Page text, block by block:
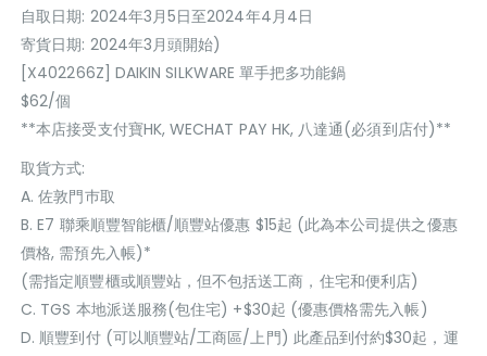
自取日期: 2024年3月5日至2024年4月4日
寄貨日期: 2024年3月頭開始)
[X402266Z] DAIKIN SILKWARE 單手把多功能鍋
$62/個
**本店接受支付寶HK, WECHAT PAY HK, 八達通(必須到店付)**
取貨方式:
A. 佐敦門巿取
B. E7 聯乘順豐智能櫃/順豐站優惠 $15起 (此為本公司提供之優惠
價格, 需預先入帳)*
(需指定順豐櫃或順豐站，但不包括送工商，住宅和便利店)
C. TGS 本地派送服務(包住宅) +$30起 (優惠價格需先入帳)
D. 順豐到付 (可以順豐站/工商區/上門) 此產品到付約$30起，運